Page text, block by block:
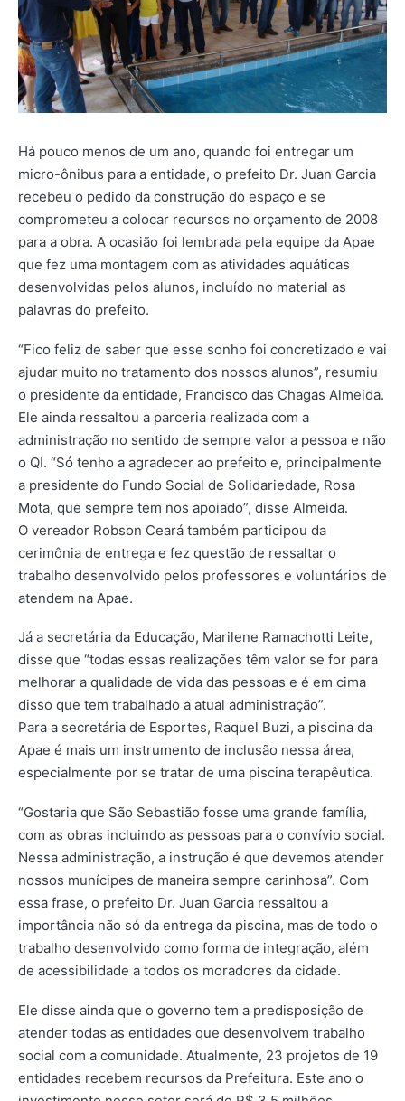
Há pouco menos de um ano, quando foi entregar um
micro-ônibus para a entidade, o prefeito Dr. Juan Garcia
recebeu o pedido da construção do espaço e se
comprometeu a colocar recursos no orçamento de 2008
para a obra. A ocasião foi lembrada pela equipe da Apae
que fez uma montagem com as atividades aquáticas
desenvolvidas pelos alunos, incluído no material as
palavras do prefeito.
“Fico feliz de saber que esse sonho foi concretizado e vai
ajudar muito no tratamento dos nossos alunos”, resumiu
o presidente da entidade, Francisco das Chagas Almeida.
Ele ainda ressaltou a parceria realizada com a
administração no sentido de sempre valor a pessoa e não
o QI. “Só tenho a agradecer ao prefeito e, principalmente
a presidente do Fundo Social de Solidariedade, Rosa
Mota, que sempre tem nos apoiado”, disse Almeida.
O vereador Robson Ceará também participou da
cerimônia de entrega e fez questão de ressaltar o
trabalho desenvolvido pelos professores e voluntários de
atendem na Apae.
Já a secretária da Educação, Marilene Ramachotti Leite,
disse que “todas essas realizações têm valor se for para
melhorar a qualidade de vida das pessoas e é em cima
disso que tem trabalhado a atual administração”.
Para a secretária de Esportes, Raquel Buzi, a piscina da
Apae é mais um instrumento de inclusão nessa área,
especialmente por se tratar de uma piscina terapêutica.
“Gostaria que São Sebastião fosse uma grande família,
com as obras incluindo as pessoas para o convívio social.
Nessa administração, a instrução é que devemos atender
nossos munícipes de maneira sempre carinhosa”. Com
essa frase, o prefeito Dr. Juan Garcia ressaltou a
importância não só da entrega da piscina, mas de todo o
trabalho desenvolvido como forma de integração, além
de acessibilidade a todos os moradores da cidade.
Ele disse ainda que o governo tem a predisposição de
atender todas as entidades que desenvolvem trabalho
social com a comunidade. Atualmente, 23 projetos de 19
entidades recebem recursos da Prefeitura. Este ano o